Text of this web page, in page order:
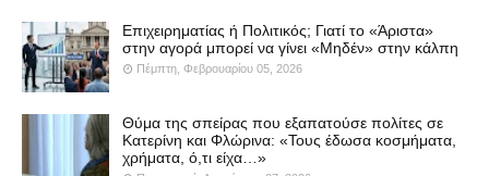
Επιχειρηματίας ή Πολιτικός; Γιατί το «Άριστα»
στην αγορά μπορεί να γίνει «Μηδέν» στην κάλπη
Πέμπτη, Φεβρουαρίου 05, 2026
Θύμα της σπείρας που εξαπατούσε πολίτες σε
Κατερίνη και Φλώρινα: «Τους έδωσα κοσμήματα,
χρήματα, ό,τι είχα…»